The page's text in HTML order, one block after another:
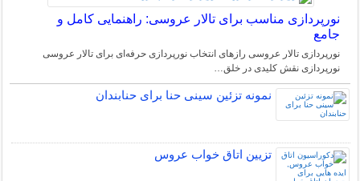
نورپردازی مناسب برای تالار عروسی: راهنمایی کامل و
جامع
نورپردازی تالار عروسی رازهای انتخاب نورپردازی حرفه‌ای برای تالار عروسی
نورپردازی نقش کلیدی در خلق…
نمونه تزئین سینی حنا برای حنابندان
تزیین اتاق خواب عروس